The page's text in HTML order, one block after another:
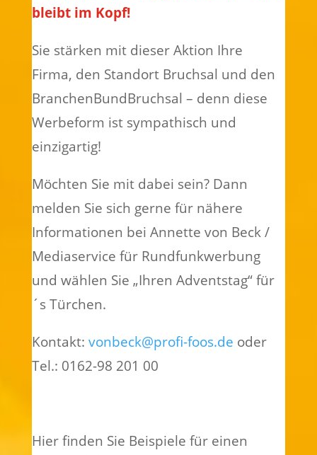
bleibt im Kopf!
Sie stärken mit dieser Aktion Ihre
Firma, den Standort Bruchsal und den
BranchenBundBruchsal – denn diese
Werbeform ist sympathisch und
einzigartig!
Möchten Sie mit dabei sein? Dann
melden Sie sich gerne für nähere
Informationen bei Annette von Beck /
Mediaservice für Rundfunkwerbung
und wählen Sie „Ihren Adventstag“ für
´s Türchen.
Kontakt: vonbeck@profi-foos.de oder
Tel.: 0162-98 201 00
Hier finden Sie Beispiele für einen